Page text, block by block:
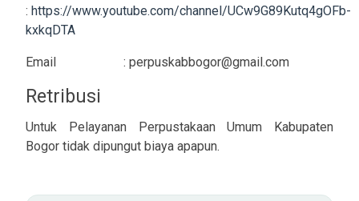
: https://www.youtube.com/channel/UCw9G89Kutq4gOFb-
kxkqDTA
Email : perpuskabbogor@gmail.com
Retribusi
Untuk Pelayanan Perpustakaan Umum Kabupaten
Bogor tidak dipungut biaya apapun.